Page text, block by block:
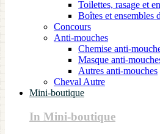
Toilettes, rasage et
Boîtes et ensembles
Concours
Anti-mouches
Chemise anti-
Masque anti-
Autres anti-mouches
Cheval Autre
Mini-boutique
In Mini-boutique